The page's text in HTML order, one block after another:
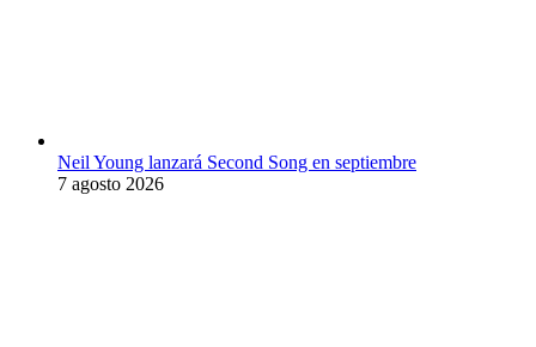
Neil Young lanzará Second Song en septiembre
7 agosto 2026